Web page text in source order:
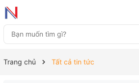
Trang chủ Tất cả tin tức